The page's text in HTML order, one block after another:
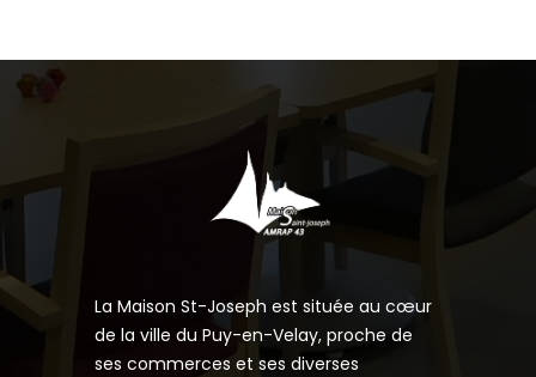
La Maison St-Joseph est située au cœur
de la ville du Puy-en-Velay, proche de
ses commerces et ses diverses